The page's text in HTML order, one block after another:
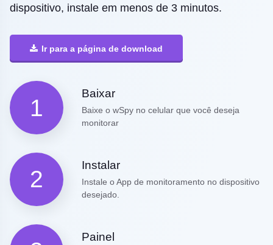
dispositivo, instale em menos de 3 minutos.
Ir para a página de download
1
Baixar
Baixe o wSpy no celular que você deseja
monitorar
2
Instalar
Instale o App de monitoramento no dispositivo
desejado.
Painel